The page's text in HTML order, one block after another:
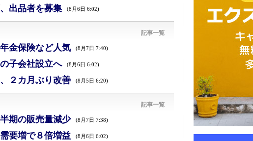
出品者を募集 (8月6日 6:02)
記事一覧
金保険など人気 (8月7日 7:40)
子会社設立へ (8月6日 6:02)
２カ月ぶり改善 (8月5日 6:20)
記事一覧
期の販売量減少 (8月7日 7:38)
要増で８倍増益 (8月6日 6:02)